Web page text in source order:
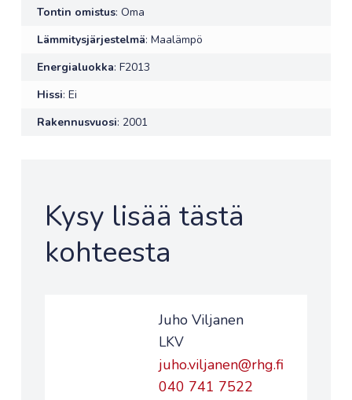
Tontin omistus: Oma
Lämmitysjärjestelmä: Maalämpö
Energialuokka: F2013
Hissi: Ei
Rakennusvuosi: 2001
Kysy lisää tästä
kohteesta
Juho Viljanen
LKV
juho.viljanen@rhg.fi
040 741 7522